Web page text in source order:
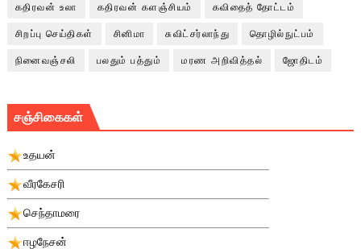
கதிரவன் உலா கதிரவன் களஞ்சியம் கவிதைத் தோட்டம்
சிறப்பு செய்திகள் சினிமா சுவிட்சர்லாந்து தொழில்நுட்பம்
நினைவஞ்சலி பலதும் பத்தும் மரண அறிவித்தல் ஜோதிடம்
சஞ்சிகைகள்
உதயன்
வீரகேசரி
செந்தாமரை
ஈழநேசன்